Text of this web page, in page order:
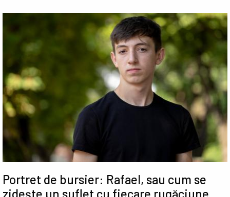
Portret de bursier: Rafael, sau cum se
zidește un suflet cu fiecare rugăciune